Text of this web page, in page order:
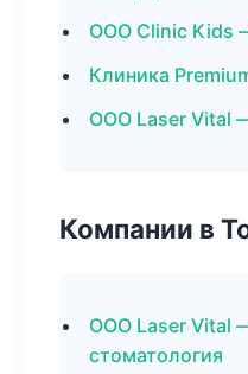
ООО Clinic Kids
Клиника
ООО Laser Vital
Компании в
ООО Laser Vital
стоматология